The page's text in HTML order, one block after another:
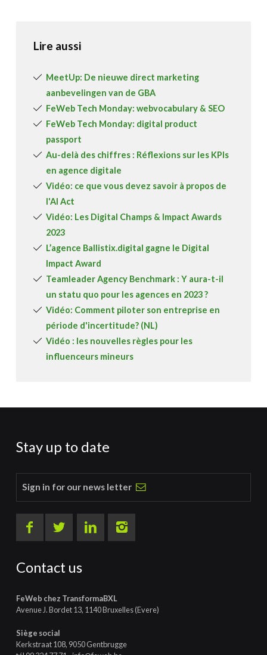
Lire aussi
MeetUp: De nieuwe direct marketing
aanbevelingen van de GBA
FeWeb Tech Monday: webvocabulary & SEO
FeWeb Tech Monday: digital product
passport
Au-delà des chiffres : Réflexions sur les KPIs
en agence digitale
Vidéo: ce que vous devez savoir à propos de
l'AI Act
Vidéo: Les Digital Champs & Impact Awards
2023
L’agence Ballistix.digital gagne le Digital
Impact Award
Teamleader Agency Benchmark : Y aura-t-il
un statu quo pour les agences en 2023 ?
Vidéo: Comment piloter son entreprise en
période d'incertitude? (NL)
Vidéo : les nouvelles règles pour les
influenceurs mineurs
Stay up to date
Sign in for our news letter
Contact us
FeWeb chez TransformaBXL
Avenue J. Bordet 13, 1140 Bruxelles (Evere)
Siège social
Kerkstraat 108, 9050 Gentbrugge